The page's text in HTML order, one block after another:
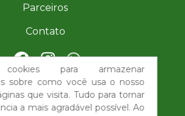
cookies para armazenar
sobre como você usa o nosso
que visita. Tudo para tornar
a mais agradável possível. Ao
Parceiros
Contato
| (77) 98851-6276